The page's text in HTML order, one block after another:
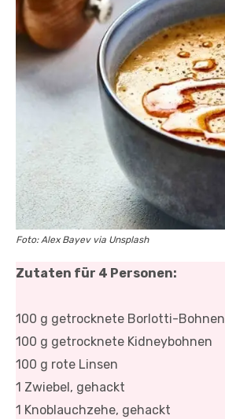
Foto: Alex Bayev via Unsplash
Zutaten für 4 Personen:
100 g getrocknete Borlotti-Bohnen
100 g getrocknete Kidneybohnen
100 g rote Linsen
1 Zwiebel, gehackt
1 Knoblauchzehe, gehackt